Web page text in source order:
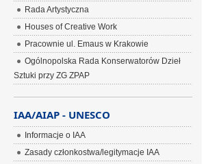
Rada Artystyczna
Houses of Creative Work
Pracownie ul. Emaus w Krakowie
Ogólnopolska Rada Konserwatorów Dzieł
Sztuki przy ZG ZPAP
IAA/AIAP - UNESCO
Informacje o IAA
Zasady członkostwa/legitymacje IAA